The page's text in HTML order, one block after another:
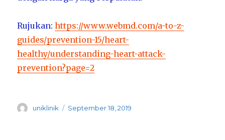
Rujukan:https://www.webmd.com/a-to-z-
guides/prevention-15/heart-
healthy/understanding-heart-attack-
prevention?page=2
Author
uniklinik
Posted
September 18, 2019